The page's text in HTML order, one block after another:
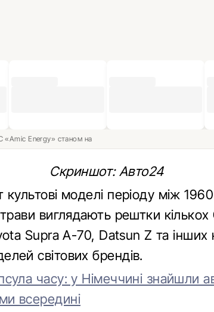
«Amic Energy» станом на
Скриншот: Авто24
моделі періоду між
виглядають рештки
Supra А-70, Datsun Z та інших
світових брендів.
часу: у Німеччині знайшли
всередині